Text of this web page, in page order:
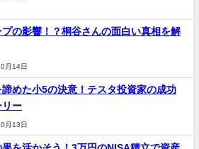
プの影響！？桐谷さんの面白い真相を解
月14日
諦めた小5の決意！テスタ投資家の成功
リー
月13日